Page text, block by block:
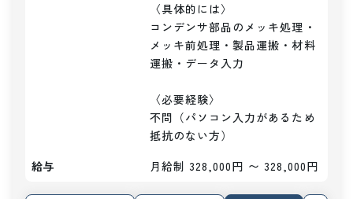
〈具体的には〉
コンデンサ部品のメッキ処理・
メッキ前処理・製品運搬・材料
運搬・データ入力
〈必要経験〉
不問（パソコン入力があるため
抵抗のない方）
給与
月給制 328,000円 〜 328,000円